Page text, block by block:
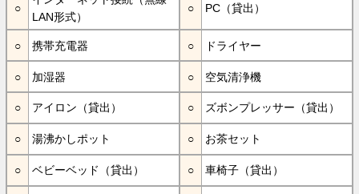
LAN形式）
PC（貸出）
携帯充電器 ドライヤー
加湿器 空気清浄機
アイロン（貸出） ズボンプレッサー（貸出）
湯沸かしポット お茶セット
ベビーベッド（貸出） 車椅子（貸出）